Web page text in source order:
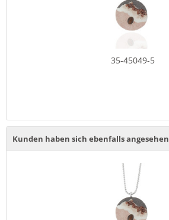
35-45049-5
Kunden haben sich ebenfalls angesehen